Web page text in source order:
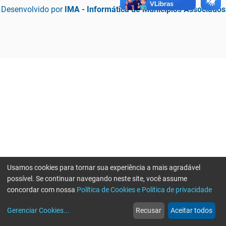
Desenvolvido por IMA - Informática de Municípios Associados
web
Notícias
more_horiz
Mais
Usamos cookies para tornar sua experiência a mais agradável
possível. Se continuar navegando neste site, você assume
concordar com nossa Política de Cookies e Política de privacidade
Gerenciar Cookies... Recusar Aceitar todos
Erro ao enviar informações, por favor tente novamente